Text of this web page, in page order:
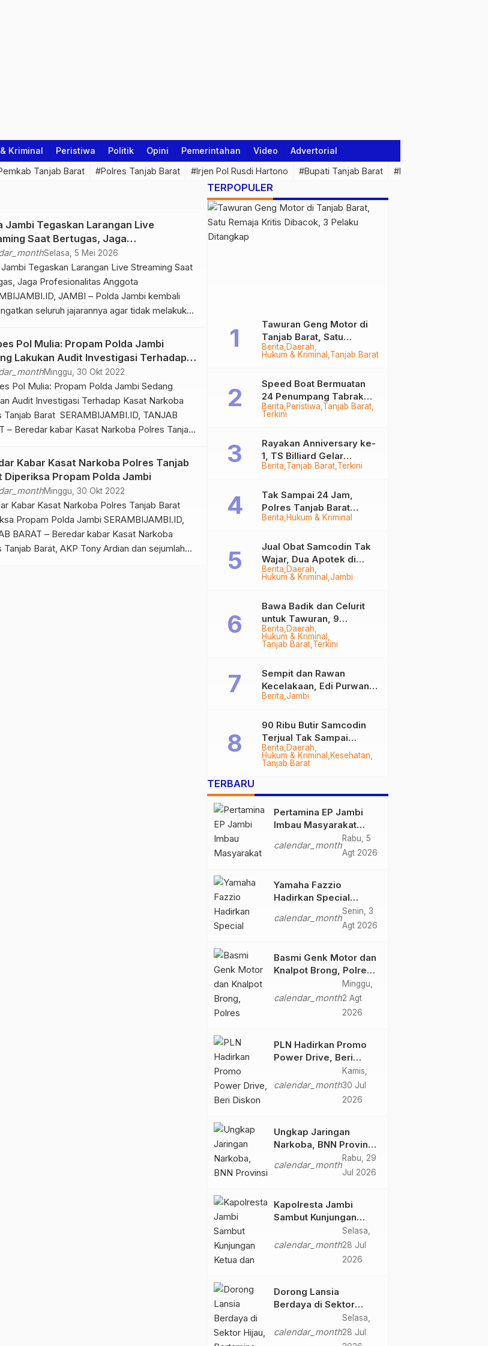
Kriminal Peristiwa Politik Opini Pemerintahan Video Advertorial
Tanjab Barat #Polres Tanjab Barat #Irjen Pol Rusdi Hartono #Bupati Tanjab Barat #Pemprov Jambi
Jambi Tegaskan Larangan Live
Saat Bertugas, Jaga
Anggota
Selasa, 5 Mei 2026
Tegaskan Larangan Live Streaming Saat
Jaga Profesionalitas Anggota
JAMBI – Polda Jambi kembali
seluruh jajarannya agar tidak melakukan
melaksanakan tugas kedinasan. Imbauan ini
sebagai bentuk penegasan komitmen
menjaga profesionalitas serta
publik terhadap institusi. Penekanan
merupakan tindak […]
Pol Mulia: Propam Polda Jambi
Lakukan Audit Investigasi Terhadap
Narkoba Polres Tanjab Barat
Minggu, 30 Okt 2022
Pol Mulia: Propam Polda Jambi Sedang
Audit Investigasi Terhadap Kasat Narkoba
Tanjab Barat SERAMBIJAMBI.ID, TANJAB
– Beredar kabar Kasat Narkoba Polres Tanjab
Polres Tanjab Barat diperiksa oleh
Polda Jambi. Kabid Humas Polda Jambi,
Pol Mulia dikonfirmasi serambijambi lewat
singkat […]
Kabar Kasat Narkoba Polres Tanjab
Diperiksa Propam Polda Jambi
Minggu, 30 Okt 2022
Kabar Kasat Narkoba Polres Tanjab Barat
Propam Polda Jambi SERAMBIJAMBI.ID,
BARAT – Beredar kabar Kasat Narkoba
Tanjab Barat, AKP Tony Ardian dan sejumlah
TERPOPULER
Berita Daerah
Hukum & Kriminal Tanjab Barat
Tawuran Geng Motor di
Tanjab Barat, Satu
Remaja Kritis Dibacok, 3
Pelaku Ditangkap
Berita Peristiwa Tanjab Barat
Terkini
Speed Boat Bermuatan
24 Penumpang Tabrak
Togok di Kuala Tungkal,
Berita Tanjab Barat Terkini
Rayakan Anniversary ke-
1, TS Billiard Gelar
Turnamen 9 Ball
Berita Hukum & Kriminal
Tak Sampai 24 Jam,
Polres Tanjab Barat
Ringkus Komplotan
Tungkal
Berita Daerah
Hukum & Kriminal Jambi
Jual Obat Samcodin Tak
Wajar, Dua Apotek di
Tanjab Barat Disegel
Berita Daerah
Hukum & Kriminal
Tanjab Barat Terkini
Bawa Badik dan Celurit
untuk Tawuran, 9
Anggota Geng Motor di
Tanjab Barat Diringkus
Berita Jambi
Sempit dan Rawan
Kecelakaan, Edi Purwanto
Targetkan Jalan Lintas
2028
Berita Daerah
Hukum & Kriminal
Kesehatan
Tanjab Barat
90 Ribu Butir Samcodin
Terjual Tak Sampai
Setahun, Indra Safari
Desak Audit Menyeluruh
TERBARU
Pertamina EP Jambi
Imbau Masyarakat
Tidak Beraktivitas di
Atas Jalur Pipa Migas
calendar_month
Rabu, 5
Agt 2026
Yamaha Fazzio
Hadirkan Special
Edition Sunset Blue,
Tampilkan Nuansa
calendar_month
Senin, 3
Agt 2026
Basmi Genk Motor dan
Knalpot Brong, Polres
Tanjab Barat Amankan
Belasan Kendaraan
calendar_month
Minggu,
2 Agt
2026
PLN Hadirkan Promo
Power Drive, Beri
Diskon Tambah Daya
50% di Ajang GIIAS
calendar_month
Kamis,
30 Jul
2026
Ungkap Jaringan
Narkoba, BNN Provinsi
Jambi dan Bea Cukai
Amankan Sembilan
Gram Sabu
calendar_month
Rabu, 29
Jul 2026
Kapolresta Jambi
Sambut Kunjungan
Ketua dan Pengurus
PWI Kota Jambi
Perkuat Sinergi dan
calendar_month
Selasa,
28 Jul
2026
Dorong Lansia
Berdaya di Sektor
Hijau, Pertamina EP
Jambi Gagas
Lansiapreneur Batik
calendar_month
Selasa,
28 Jul